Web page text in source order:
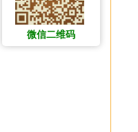
微信二维码